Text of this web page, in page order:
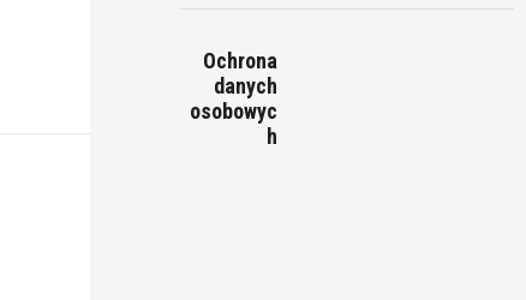
Ochrona
danych
osobowyc
h